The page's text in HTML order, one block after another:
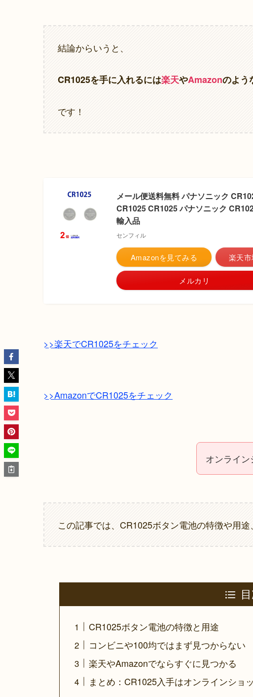
結論からいうと、
CR1025を手に入れるには楽天やAmazonのよう
です！
メール便送料無料 パナソニック
CR1025 CR1025 パナソニック
輸入品
センフィル
Amazonを見てみる 楽天
メルカリ
>>楽天でCR1025をチェック
>>AmazonでCR1025をチェック
オンライン
この記事では、CR1025ボタン電池の特徴や用途
CR1025ボタン電池の特徴と用途
コンビニや100均ではまず見つからない
楽天やAmazonでならすぐに見つかる
まとめ：CR1025入手はオンラインショ